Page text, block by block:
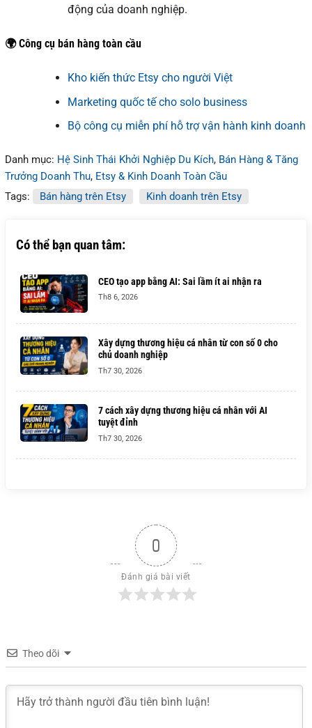
động của doanh nghiệp.
🌍 Công cụ bán hàng toàn cầu
Kho kiến thức Etsy cho người Việt
Marketing quốc tế cho solo business
Bộ công cụ miễn phí hỗ trợ vận hành kinh doanh
Danh mục: Hệ Sinh Thái Khởi Nghiệp Du Kích, Bán Hàng & Tăng
Trưởng Doanh Thu, Etsy & Kinh Doanh Toàn Cầu
Tags:
Bán hàng trên Etsy Kinh doanh trên Etsy
Có thể bạn quan tâm:
CEO tạo app bằng AI: Sai lầm ít ai nhận ra
Th8 6, 2026
Xây dựng thương hiệu cá nhân từ con số 0 cho
chủ doanh nghiệp
Th7 30, 2026
7 cách xây dựng thương hiệu cá nhân với AI
tuyệt đỉnh
Th7 30, 2026
0
Đánh giá bài viết
Theo dõi